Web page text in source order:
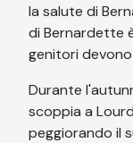
la salute di
di Bernardette
genitori
Durante
scoppia a
peggiorando il